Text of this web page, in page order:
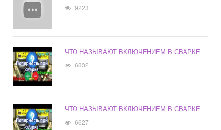
9223
ЧТО НАЗЫВАЮТ ВКЛЮЧЕНИЕМ В СВАРКЕ
6832
ЧТО НАЗЫВАЮТ ВКЛЮЧЕНИЕМ В СВАРКЕ
6627